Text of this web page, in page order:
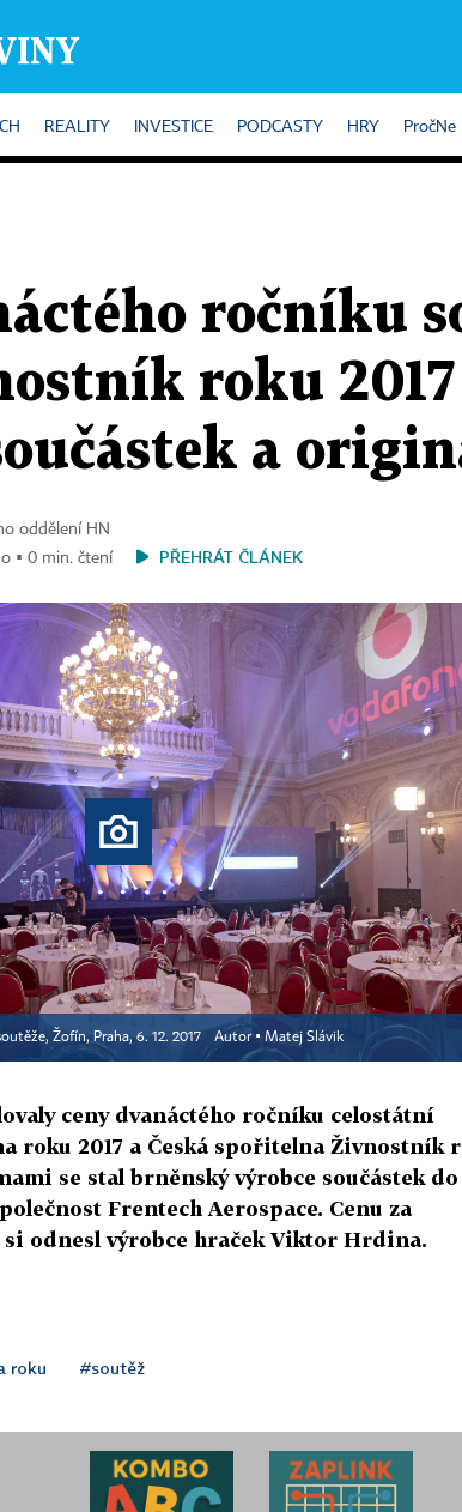
REALITY INVESTICE PODCASTY HRY PročNe
ročníku
roku
a
oddělení HN
▪ 0 min. čtení
PŘEHRÁT ČLÁNEK
Žofín, Praha, 6. 12. 2017 Autor ▪Matej Slávik
ceny dvanáctého ročníku celostátní
roku 2017 a Česká spořitelna Živnostník
se stal brněnský výrobce součástek do
Frentech Aerospace. Cenu za
odnesl výrobce hraček Viktor Hrdina.
roku #soutěž